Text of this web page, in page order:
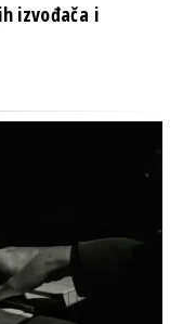
izvođača i